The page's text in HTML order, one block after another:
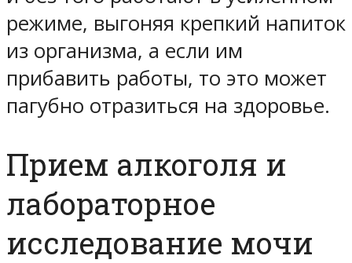
режиме, выгоняя крепкий напиток
из организма, а если им
прибавить работы, то это может
пагубно отразиться на здоровье.
Прием алкоголя и
лабораторное
исследование мочи